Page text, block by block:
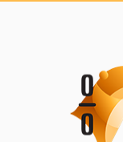
Orange
Otters
logo